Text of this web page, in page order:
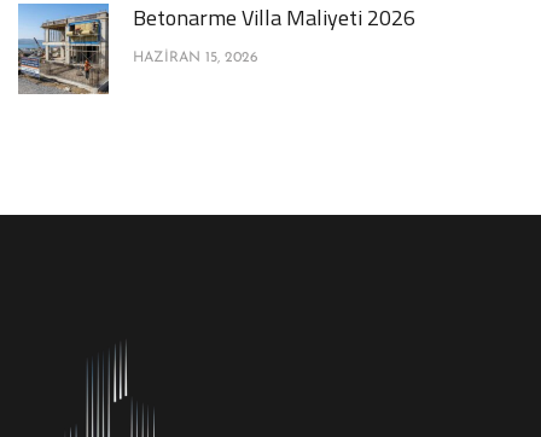
Betonarme Villa Maliyeti 2026
HAZIRAN 15, 2026